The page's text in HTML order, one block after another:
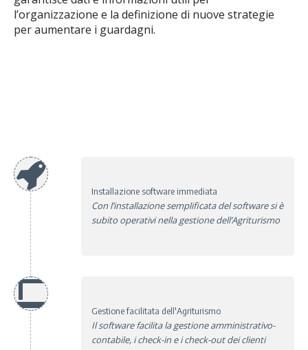
l’organizzazione e la definizione di nuove strategie
per aumentare i guardagni.
Installazione software immediata
Con l’installazione semplificata del software si è
subito operativi nella gestione dell’Agriturismo
Gestione facilitata dell'Agriturismo
Il software facilita la gestione amministrativo-
contabile, i check-in e i check-out dei clienti